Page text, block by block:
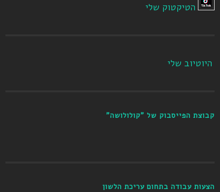
הטיקטוק שלי
היוטיוב שלי
קבוצת הפייסבוק של "קולולושה"
הצעות עבודה בתחום עריכת הלשון